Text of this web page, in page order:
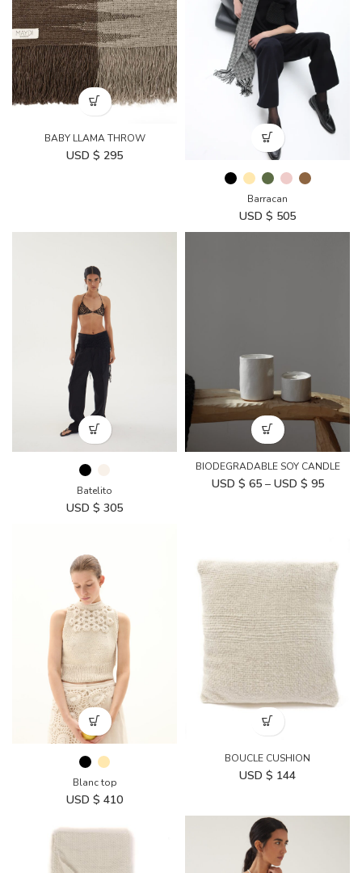
BABY LLAMA THROW
USD $ 295
Barracan
USD $ 505
Batelito
USD $ 305
BIODEGRADABLE SOY CANDLE
USD $ 65 – USD $ 95Price
$ 95
Blanc top
USD $ 410
BOUCLE CUSHION
USD $ 144